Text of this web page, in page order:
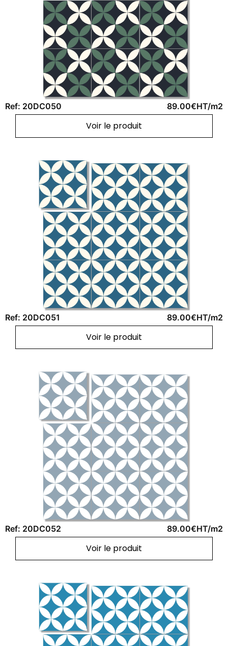
Ref: 20DC050 89.00€HT/m2
Voir le produit
Ref: 20DC051 89.00€HT/m2
Voir le produit
Ref: 20DC052 89.00€HT/m2
Voir le produit